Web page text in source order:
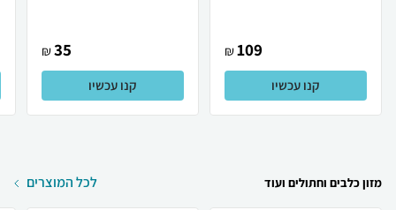
109
₪
קנו עכשיו
35
₪
קנו עכשיו
מזון כלבים וחתולים ועוד לכל המוצרים